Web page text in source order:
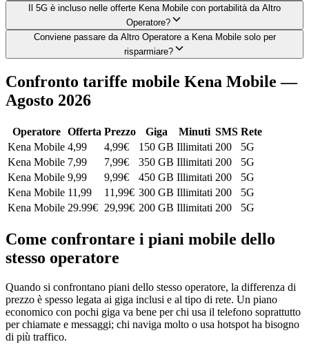
Il 5G è incluso nelle offerte Kena Mobile con portabilità da Altro
Operatore?
Conviene passare da Altro Operatore a Kena Mobile solo per
risparmiare?
Confronto tariffe mobile Kena Mobile —
Agosto 2026
Operatore Offerta Prezzo Giga Minuti SMS Rete
Kena Mobile 4,99 4,99€ 150 GB Illimitati 200
5G
Kena Mobile 7,99 7,99€ 350 GB Illimitati 200
5G
Kena Mobile 9,99 9,99€ 450 GB Illimitati 200
5G
Kena Mobile 11,99 11,99€ 300 GB Illimitati 200
5G
Kena Mobile 29.99€ 29,99€ 200 GB Illimitati 200 5G
Come confrontare i piani mobile dello
stesso operatore
Quando si confrontano piani dello stesso operatore, la differenza di
prezzo è spesso legata ai giga inclusi e al tipo di rete. Un piano
economico con pochi giga va bene per chi usa il telefono soprattutto
per chiamate e messaggi; chi naviga molto o usa hotspot ha bisogno
di più traffico.